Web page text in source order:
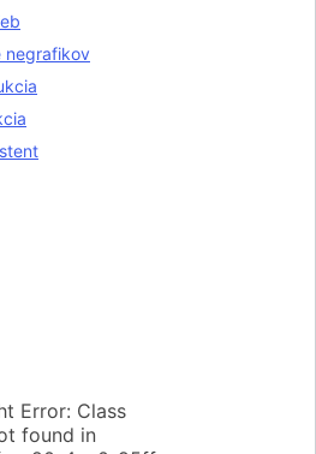
negrafikov
Error: Class
found in